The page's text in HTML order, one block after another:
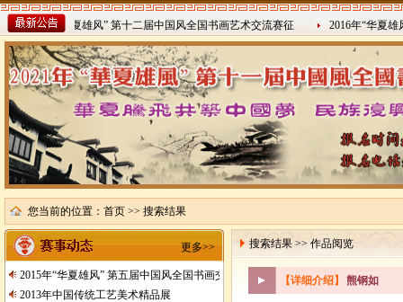
2022年“华夏雄风” 第十二届中国风全国书画艺术交流赛征
2021/8/15
2016年“华夏雄
2016/8/27
您当前的位置： 首页 >> 搜索结果
更多>>
2015年“华夏雄风” 第五届中国风全国书画交流赛暨纪念抗日战争胜利70周年书画
2013年中国传统工艺美术精品展
搜索结果 >> 作品阅览
【详细介绍】 熊钢如